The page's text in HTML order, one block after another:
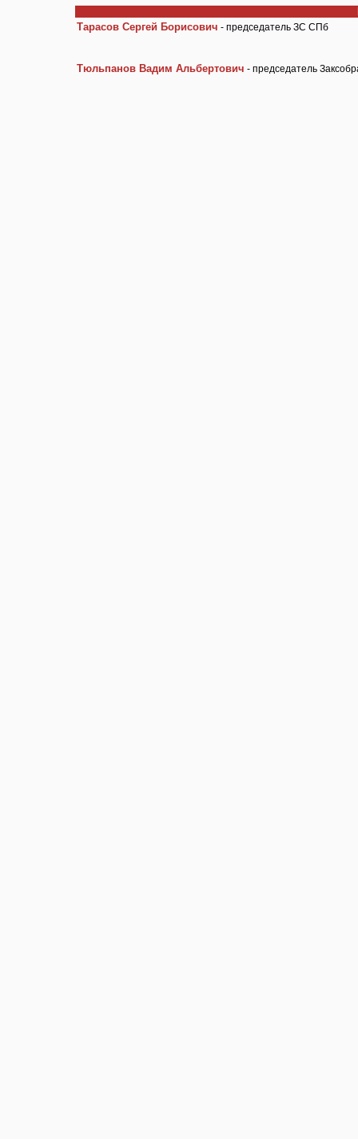
Тарасов Сергей Борисович - председатель ЗС СПб
Тюльпанов Вадим Альбертович - председатель